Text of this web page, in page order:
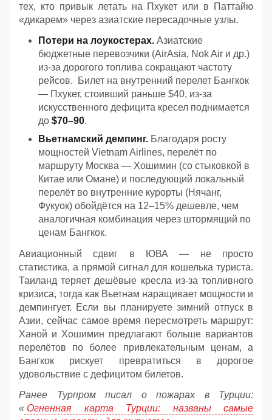
тех, кто привык летать на Пхукет или в Паттайю
«дикарем» через азиатские пересадочные узлы.
Потери на лоукостерах. Азиатские
бюджетные перевозчики (AirAsia, Nok Air и др.)
из-за дорогого топлива сокращают частоту
рейсов. Билет на внутренний перелет Бангкок
— Пхукет, стоивший раньше $40, из-за
искусственного дефицита кресел поднимается
до $70–90.
Вьетнамский демпинг. Благодаря росту
мощностей Vietnam Airlines, перелёт по
маршруту Москва — Хошимин (со стыковкой в
Китае или Омане) и последующий локальный
перелёт во внутренние курорты (Нячанг,
Фукуок) обойдётся на 12–15% дешевле, чем
аналогичная комбинация через штормящий по
ценам Бангкок.
Авиационный сдвиг в ЮВА — не просто
статистика, а прямой сигнал для кошелька туриста.
Таиланд теряет дешёвые кресла из-за топливного
кризиса, тогда как Вьетнам наращивает мощности и
демпингует. Если вы планируете зимний отпуск в
Азии, сейчас самое время пересмотреть маршрут:
Ханой и Хошимин предлагают больше вариантов
перелётов по более привлекательным ценам, а
Бангкок рискует превратиться в дорогое
удовольствие с дефицитом билетов.
Ранее Турпром писал о пожарах в Турции:
« Огненная карта Турции: названы самые